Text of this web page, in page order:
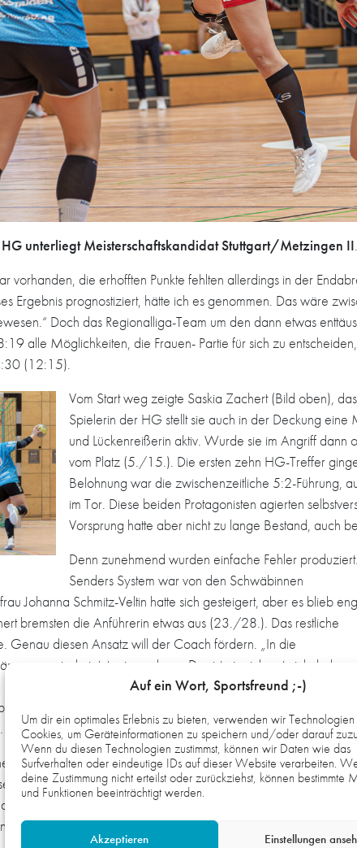
Auf ein Wort, Sportsfreund ;-)
Um dir ein optimales Erlebnis zu bieten, verwenden wir
Cookies, um Geräteinformationen zu speichern und/oder darauf
Wenn du diesen Technologien zustimmst, können wir Daten wie das
Surfverhalten oder eindeutige IDs auf dieser Website verarbeiten.
deine Zustimmung nicht erteilst oder zurückziehst, können bestimmte
und Funktionen beeinträchtigt werden.
Akzeptieren Einstellungen
unterliegt Meisterschaftskandidat Stuttgart/Metzingen II.
vorhanden, die erhofften Punkte fehlten allerdings in der
Ergebnis prognostiziert, hätte ich es genommen. Das wäre
Doch das Regionalliga-Team um den dann etwas
alle Möglichkeiten, die Frauen- Partie für sich zu
(12:15).
Vom Start weg zeigte Saskia Zachert (Bild oben),
Spielerin der HG stellt sie auch in der Deckung
und Lückenreißerin aktiv. Wurde sie im Angriff
vom Platz (5./15.). Die ersten zehn HG-Treffer
Belohnung war die zwischenzeitliche 5:2-Führung,
im Tor. Diese beiden Protagonisten agierten
Vorsprung hatte aber nicht zu lange Bestand, auch
Denn zunehmend wurden einfache Fehler produziert.
Senders System war von den Schwäbinnen
Johanna Schmitz-Veltin hatte sich gesteigert, aber es blieb
bremsten die Anführerin etwas aus (23./28.). Das restliche
Genau diesen Ansatz will der Coach fördern. „In die
muss jede jetzt reinwachsen. Das ist ein sich entwickelnder
wird in Zukunft nicht reichen, die auch konsequenterweise
am Kreis zu finden war und in der Deckung mittels Wechsel
Jugend-Nationalspielerinnen noch in Reichweite. Zachert
eine Torflaute ein, die der Gast trotz zeitweiliger
Torabschluss“, wusste Sender auch schon vorher und
Da haben wir noch ein Missverhältnis.“